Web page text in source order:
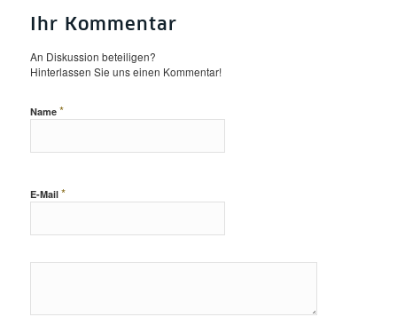
Ihr Kommentar
An Diskussion beteiligen?
Hinterlassen Sie uns einen Kommentar!
Name *
E-Mail *